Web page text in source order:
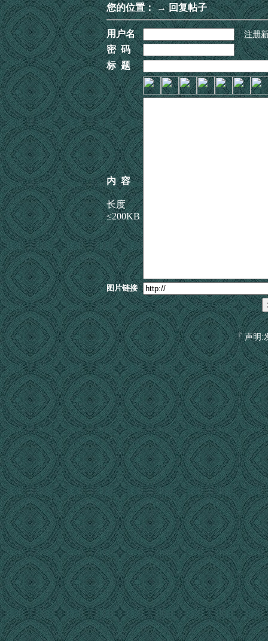
您的位置：→ 回复帖子
用户名 注册
密 码
标 题
内 容
长度
≤200KB
图片链接
『 声明: